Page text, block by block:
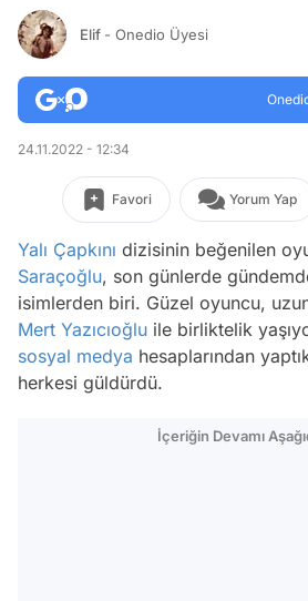
Elif - Onedio Üyesi
24.11.2022 - 12:34
Favori Yorum Yap
Yalı Çapkını dizisinin beğenilen
Saraçoğlu, son günlerde
isimlerden biri. Güzel oyuncu,
Mert Yazıcıoğlu ile birliktelik
sosyal medya hesaplarından
herkesi güldürdü.
İçeriğin Devamı